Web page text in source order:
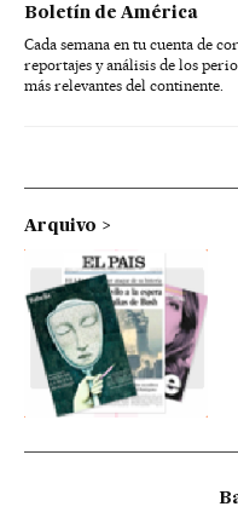
Boletín de América
Cada semana en tu cuenta de
reportajes y análisis de los
más relevantes del continente.
Arquivo